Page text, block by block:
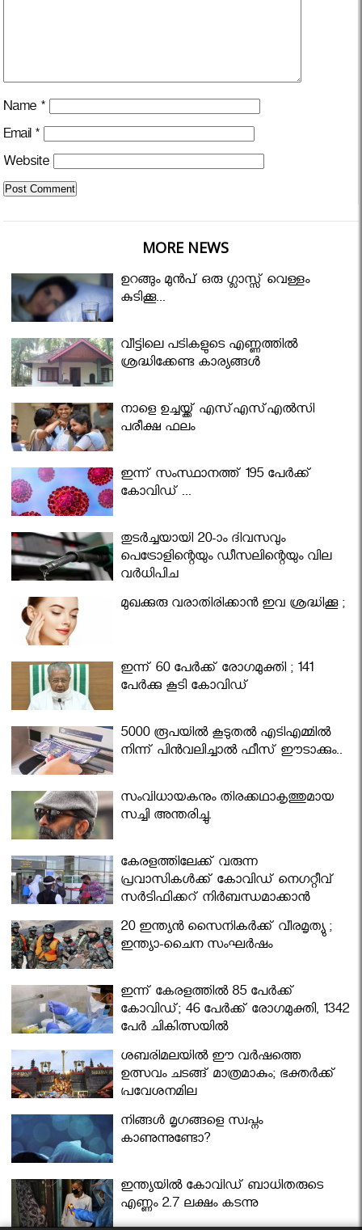
Name *
Email *
Website
MORE NEWS
ഉറങ്ങും മുന്‍പ് ഒരു ഗ്ലാസ്സ് വെള്ളം
കുടിക്കൂ...
വീട്ടിലെ പടികളുടെ എണ്ണത്തിൽ
ശ്രദ്ധിക്കേണ്ട കാര്യങ്ങൾ
നാളെ ഉച്ചയ്ക്ക് എസ്എസ്എല്‍സി
പരീക്ഷ ഫലം
ഇന്ന് സംസ്ഥാനത്ത് 195 പേര്‍ക്ക്
കോവിഡ് ...
തുടർച്ചയായി 20-ാം ദിവസവും
പെട്രോളിന്റെയും ഡീസലിന്റെയും വില
വര്‍ധിപ്പിച്ചു
മുഖക്കുരു വരാതിരിക്കാന്‍ ഇവ ശ്രദ്ധിക്കൂ ;
ഇന്ന് 60 പേർക്ക് രോഗമുക്തി ; 141
പേര്‍ക്കു കൂടി കോവിഡ്
5000 രൂപയിൽ കൂടുതൽ എടിഎമ്മിൽ
നിന്ന് പിൻവലിച്ചാൽ ഫീസ് ഈടാക്കും..
സംവിധായകനും തിരക്കഥാകൃത്തുമായ
സച്ചി അന്തരിച്ചു.
കേരളത്തിലേക്ക് വരുന്ന
പ്രവാസികള്‍ക്ക് കോവിഡ് നെഗറ്റീവ്
സര്‍ട്ടിഫിക്കറ്റ് നിർബന്ധമാക്കാൻ
മന്ത്രിസഭ
20 ഇന്ത്യൻ സൈനികർക്ക് വീരമൃത്യു ;
ഇന്ത്യാ-ചൈന സംഘർഷം
ഇന്ന് കേരളത്തിൽ 85 പേർക്ക്
കോവിഡ്; 46 പേർക്ക് രോഗമുക്തി, 1342
പേർ ചികിത്സയിൽ
ശബരിമലയില്‍ ഈ വർഷത്തെ
ഉത്സവം ചടങ്ങ് മാത്രമാകും; ഭക്തർക്ക്
പ്രവേശനമില്ല
നിങ്ങള്‍ മൃഗങ്ങളെ സ്വപ്നം
കാണുന്നുണ്ടോ?
ഇന്ത്യയിൽ കോവിഡ് ബാധിതരുടെ
എണ്ണം 2.7 ലക്ഷം കടന്നു